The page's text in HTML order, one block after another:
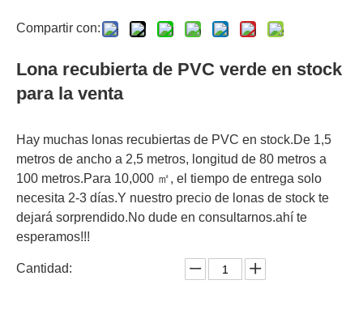
Compartir con:
Lona recubierta de PVC verde en stock
para la venta
Hay muchas lonas recubiertas de PVC en stock.De 1,5
metros de ancho a 2,5 metros, longitud de 80 metros a
100 metros.Para 10,000 ㎡, el tiempo de entrega solo
necesita 2-3 días.Y nuestro precio de lonas de stock te
dejará sorprendido.No dude en consultarnos.ahí te
esperamos!!!
Cantidad: